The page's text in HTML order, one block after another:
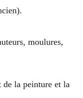
moulures,
de la peinture et la